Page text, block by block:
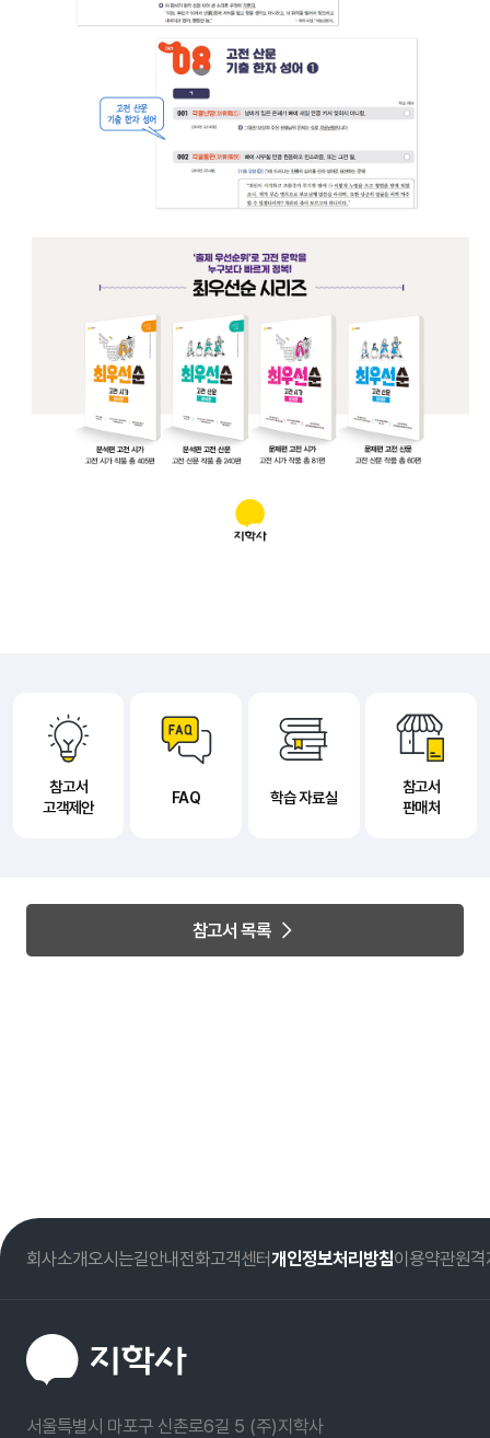
참고서
고객제안
FAQ 학습 자료실
참고서
판매처
참고서 목록
회사소개오시는길안내전화고객센터개인정보처리방침이용약관원격
서울특별시 마포구 신촌로6길 5 (주)지학사